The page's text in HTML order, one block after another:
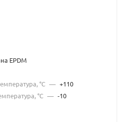
EPDM
°С — +110
°C — -10